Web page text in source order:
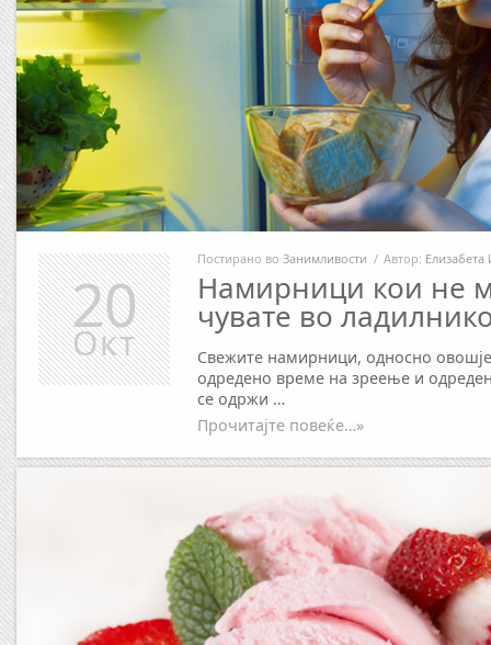
Постирано во Занимливости / Автор: Елизабета
Намирници кои не
чувате во
Свежите намирници, односно
одредено време на зреење и
се одржи …
Прочитајте повеќе…»
20
Окт